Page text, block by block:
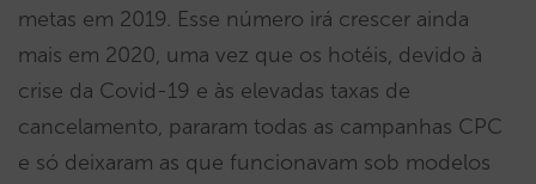
metas em 2019. Esse número irá crescer ainda
mais em 2020, uma vez que os hotéis, devido à
crise da Covid-19 e às elevadas taxas de
cancelamento, pararam todas as campanhas CPC
e só deixaram as que funcionavam sob modelos